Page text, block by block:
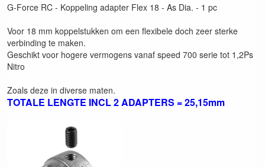
G-Force RC - Koppeling adapter Flex 18 - As Dia. - 1 pc
Voor 18 mm koppelstukken om een flexibele doch zeer sterke
verbinding te maken.
Geschikt voor hogere vermogens vanaf speed 700 serie tot 1,2Ps
Nitro
Zoals deze in diverse maten.
TOTALE LENGTE INCL 2 ADAPTERS = 25,15mm